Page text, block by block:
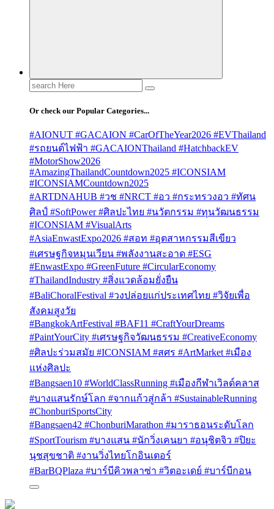
Search
for:
Or check our Popular Categories...
#AIONUT #GACAION #CarOfTheYear2026 #EVThailand
#รถยนต์ไฟฟ้า #GACAIONThailand #HatchbackEV
#MotorShow2026
#AmazingThailandCountdown2025 #ICONSIAM
#ICONSIAMCountdown2025
#ARTDNAHUB #วช #NRCT #อว #กระทรวงอว #ทัศน
ศิลป์ #SoftPower #ศิลปะไทย #นวัตกรรม #ทุนวัฒนธรรม
#ICONSIAM #VisualArts
#AsiaEnwastExpo2026 #สอท #อุตสาหกรรมสีเขียว
#เศรษฐกิจหมุนเวียน #พลังงานสะอาด #ESG
#EnwastExpo #GreenFuture #CircularEconomy
#ThailandIndustry #สิ่งแวดล้อมยั่งยืน
#BaliChoralFestival #วงปล่อยแก่ประเทศไทย #วิจัยเพื่อ
สังคมสูงวัย
#BangkokArtFestival #BAF11 #CraftYourDreams
#PaintYourCity #เศรษฐกิจวัฒนธรรม #CreativeEconomy
#ศิลปะร่วมสมัย #ICONSIAM #สศร #ArtMarket #เมือง
แห่งศิลปะ
#Bangsaen10 #WorldClassRunning #เมืองกีฬาเวิลด์คลาส
#บางแสนรักษ์โลก #จากแก้วสู่กล้า #SustainableRunning
#ChonburiSportsCity
#Bangsaen42 #ChonburiMarathon #มาราธอนระดับโลก
#SportTourism #บางแสน #นักวิ่งเคนยา #อนุชิตจิว #ปิยะ
นุชสุขชาติ #งานวิ่งไทยโกอินเตอร์
#BarBQPlaza #บาร์บีคิวพลาซ่า #วิตอะเดย์ #บาร์บีกอน